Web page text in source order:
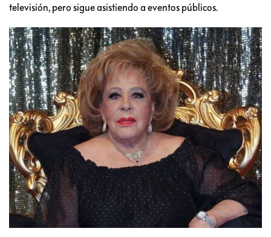
televisión, pero sigue asistiendo a eventos públicos.